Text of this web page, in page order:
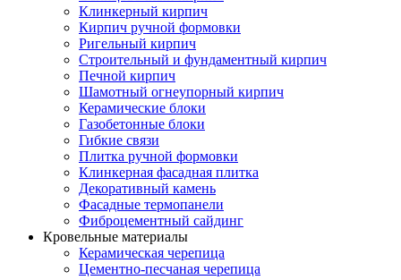
Клинкерный кирпич
Кирпич ручной формовки
Ригельный кирпич
Строительный и фундаментный кирпич
Печной кирпич
Шамотный огнеупорный кирпич
Керамические блоки
Газобетонные блоки
Гибкие связи
Плитка ручной формовки
Клинкерная фасадная плитка
Декоративный камень
Фасадные термопанели
Фиброцементный сайдинг
Кровельные материалы
Керамическая черепица
Цементно-песчаная черепица